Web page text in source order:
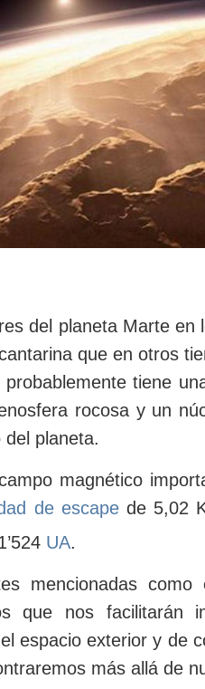
del planeta Marte
que en otros
tiene
rocosa y un
del planeta.
magnético
de escapede 5,02
UA.
mencionadas
que nos facilitarán
espacio exterior y de
más allá de